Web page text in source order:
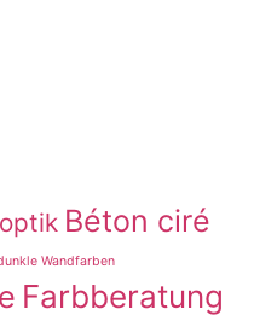
Béton ciré
Wandfarben
Farbberatung